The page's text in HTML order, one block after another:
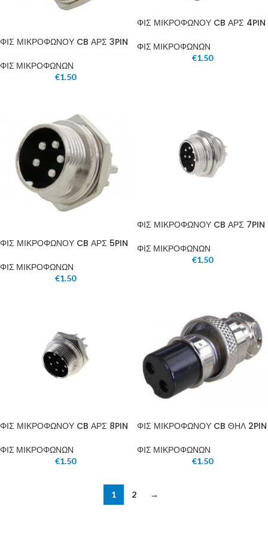
ΦΙΣ ΜΙΚΡΟΦΩΝΟΥ CB ΑΡΣ 3PIN
ΦΙΣ ΜΙΚΡΟΦΩΝΩΝ
€1.50
ΦΙΣ ΜΙΚΡΟΦΩΝΟΥ CB ΑΡΣ 4PIN
ΦΙΣ ΜΙΚΡΟΦΩΝΩΝ
€1.50
ΦΙΣ ΜΙΚΡΟΦΩΝΟΥ CB ΑΡΣ 5PIN
ΦΙΣ ΜΙΚΡΟΦΩΝΩΝ
€1.50
ΦΙΣ ΜΙΚΡΟΦΩΝΟΥ CB ΑΡΣ 7PIN
ΦΙΣ ΜΙΚΡΟΦΩΝΩΝ
€1.50
ΦΙΣ ΜΙΚΡΟΦΩΝΟΥ CB ΑΡΣ 8PIN
ΦΙΣ ΜΙΚΡΟΦΩΝΩΝ
€1.50
ΦΙΣ ΜΙΚΡΟΦΩΝΟΥ CB ΘΗΛ 2PIN
ΦΙΣ ΜΙΚΡΟΦΩΝΩΝ
€1.50
1 2 →